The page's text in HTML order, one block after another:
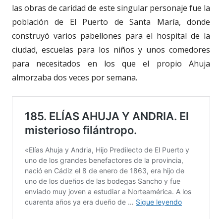
las obras de caridad de este singular personaje fue la
población de El Puerto de Santa María, donde
construyó varios pabellones para el hospital de la
ciudad, escuelas para los niños y unos comedores
para necesitados en los que el propio Ahuja
almorzaba dos veces por semana.